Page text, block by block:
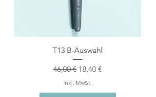
T13 B-Auswahl
Standardpreis
46,00 € Sale-Preis
18,40 €
inkl. MwSt.